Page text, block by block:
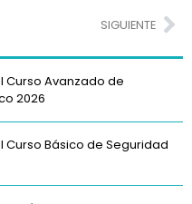
SIGUIENTE
Avanzado de
2026
Básico de Seguridad